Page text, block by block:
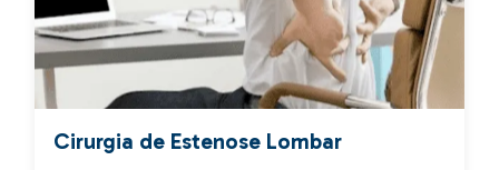
Cirurgia de Estenose Lombar